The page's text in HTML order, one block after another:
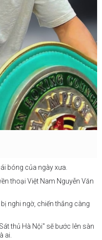
bóng của ngày xưa.
thoại Việt Nam Nguyễn Văn
nghi ngờ, chiến thắng càng
thủ Hà Nội" sẽ bước lên sàn
ai.